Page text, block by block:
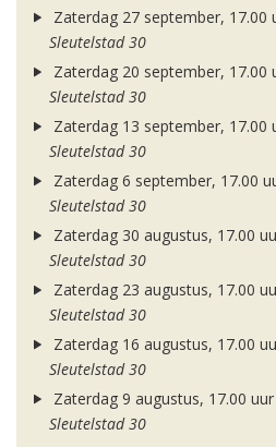
Zaterdag 27 september, 17.00
Sleutelstad 30
Zaterdag 20 september, 17.00
Sleutelstad 30
Zaterdag 13 september, 17.00
Sleutelstad 30
Zaterdag 6 september, 17.00
Sleutelstad 30
Zaterdag 30 augustus, 17.00
Sleutelstad 30
Zaterdag 23 augustus, 17.00
Sleutelstad 30
Zaterdag 16 augustus, 17.00
Sleutelstad 30
Zaterdag 9 augustus, 17.00 uur
Sleutelstad 30